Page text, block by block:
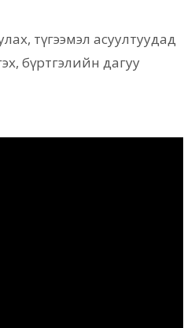
түгээмэл асуултуудад
бүртгэлийн дагуу